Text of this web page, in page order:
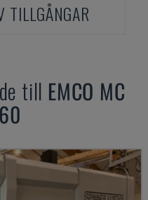
TILLGÅNGAR
till EMCO MC